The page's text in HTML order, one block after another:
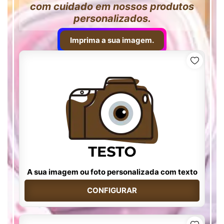
com cuidado em nossos produtos
personalizados.
Imprima a sua imagem.
A sua imagem ou foto personalizada com texto
CONFIGURAR